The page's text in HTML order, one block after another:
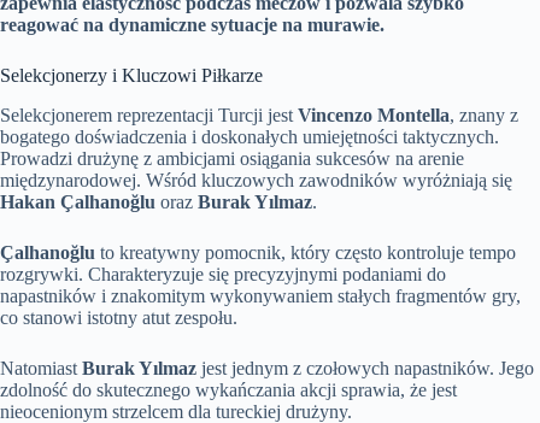
reagować na dynamiczne sytuacje na murawie.
Selekcjonerzy i Kluczowi Piłkarze
Selekcjonerem reprezentacji Turcji jest Vincenzo Montella, znany z
bogatego doświadczenia i doskonałych umiejętności taktycznych.
Prowadzi drużynę z ambicjami osiągania sukcesów na arenie
międzynarodowej. Wśród kluczowych zawodników wyróżniają się
Hakan Çalhanoğlu oraz Burak Yılmaz.
Çalhanoğlu to kreatywny pomocnik, który często kontroluje tempo
rozgrywki. Charakteryzuje się precyzyjnymi podaniami do
napastników i znakomitym wykonywaniem stałych fragmentów gry,
co stanowi istotny atut zespołu.
Natomiast Burak Yılmaz jest jednym z czołowych napastników. Jego
zdolność do skutecznego wykańczania akcji sprawia, że jest
nieocenionym strzelcem dla tureckiej drużyny.